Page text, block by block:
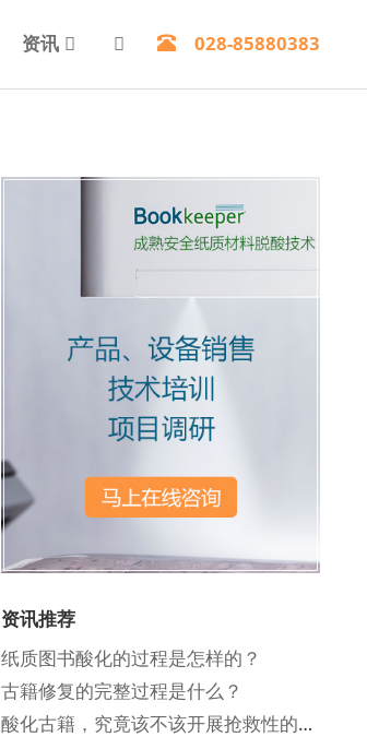
资讯 028-85880383
资讯推荐
纸质图书酸化的过程是怎样的？
古籍修复的完整过程是什么？
酸化古籍，究竟该不该开展抢救性的去酸保护工作？